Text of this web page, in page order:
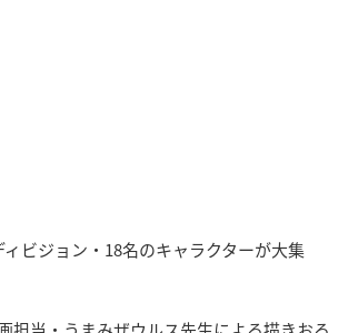
ビジョン・18名のキャラクターが大集